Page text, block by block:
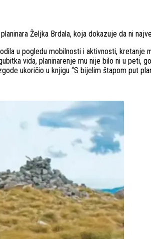
Željka Brdala, koja dokazuje da ni
u pogledu mobilnosti i aktivnosti,
vida, planinarenje mu nije bilo ni u peti,
ukoričio u knjigu “S bijelim štapom put